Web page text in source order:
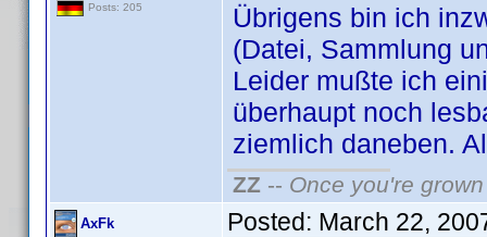
Posts: 205
Übrigens bin ich
(Datei, Sammlung
Leider mußte ich
überhaupt noch
ziemlich daneben.
ZZ -- Once you're
AxFk Posted: March 22,